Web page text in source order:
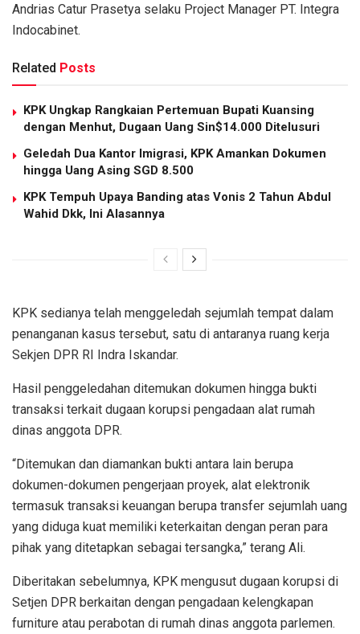
Andrias Catur Prasetya selaku Project Manager PT. Integra
Indocabinet.
Related Posts
KPK Ungkap Rangkaian Pertemuan Bupati Kuansing
dengan Menhut, Dugaan Uang Sin$14.000 Ditelusuri
Geledah Dua Kantor Imigrasi, KPK Amankan Dokumen
hingga Uang Asing SGD 8.500
KPK Tempuh Upaya Banding atas Vonis 2 Tahun Abdul
Wahid Dkk, Ini Alasannya
KPK sedianya telah menggeledah sejumlah tempat dalam
penanganan kasus tersebut, satu di antaranya ruang kerja
Sekjen DPR RI Indra Iskandar.
Hasil penggeledahan ditemukan dokumen hingga bukti
transaksi terkait dugaan korupsi pengadaan alat rumah
dinas anggota DPR.
“Ditemukan dan diamankan bukti antara lain berupa
dokumen-dokumen pengerjaan proyek, alat elektronik
termasuk transaksi keuangan berupa transfer sejumlah uang
yang diduga kuat memiliki keterkaitan dengan peran para
pihak yang ditetapkan sebagai tersangka,” terang Ali.
Diberitakan sebelumnya, KPK mengusut dugaan korupsi di
Setjen DPR berkaitan dengan pengadaan kelengkapan
furniture atau perabotan di rumah dinas anggota parlemen.